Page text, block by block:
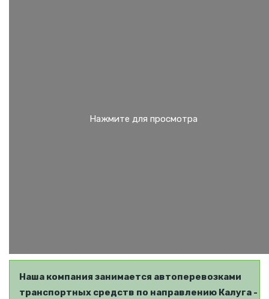
Наша компания занимается автоперевозками
транспортных средств по направлению Калуга -